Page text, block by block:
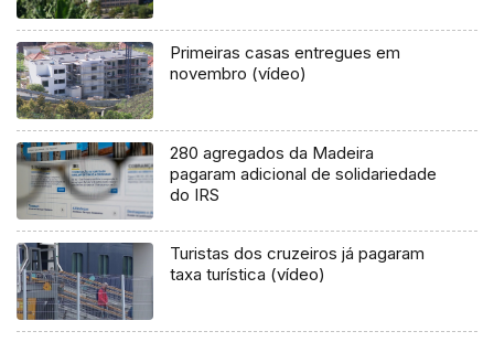
Primeiras casas entregues em
novembro (vídeo)
280 agregados da Madeira
pagaram adicional de solidariedade
do IRS
Turistas dos cruzeiros já pagaram
taxa turística (vídeo)